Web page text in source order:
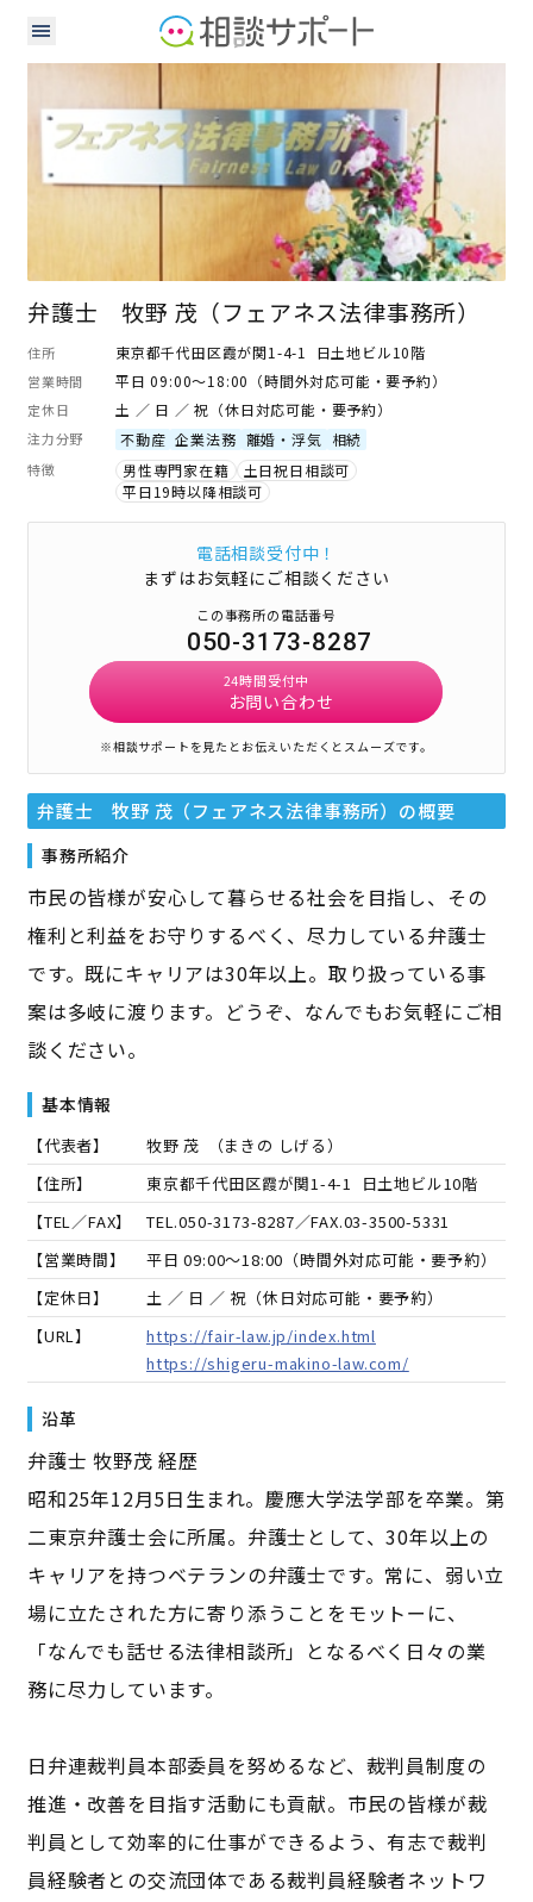
弁護士 牧野 茂（フェアネス法律事務所）
住所 東京都千代田区霞が関1-4-1 日土地ビル10階
営業時間 平日 09:00～18:00（時間外対応可能・要予約）
定休日 土 ／ 日 ／ 祝（休日対応可能・要予約）
注力分野 不動産 企業法務 離婚・浮気 相続
特徴 男性専門家在籍
土日祝日相談可
平日19時以降相談可
電話相談受付中！
まずはお気軽にご相談ください
この事務所の電話番号
050-3173-8287
24時間受付中
お問い合わせ
※相談サポートを見たとお伝えいただくとスムーズです。
弁護士 牧野 茂（フェアネス法律事務所） の概要
事務所紹介
市民の皆様が安心して暮らせる社会を目指し、その
権利と利益をお守りするべく、尽力している弁護士
です。既にキャリアは30年以上。取り扱っている事
案は多岐に渡ります。どうぞ、なんでもお気軽にご相
談ください。
基本情報
【代表者】 牧野 茂 （まきの しげる）
【住所】
東京都千代田区霞が関1-4-1 日土地ビル10階
【TEL／FAX】
TEL.050-3173-8287／FAX.03-3500-5331
【営業時間】
平日 09:00～18:00（時間外対応可能・要予約）
【定休日】
土 ／ 日 ／ 祝（休日対応可能・要予約）
【URL】
https://fair-law.jp/index.html
https://shigeru-makino-law.com/
沿革
弁護士 牧野茂 経歴
昭和25年12月5日生まれ。慶應大学法学部を卒業。第
二東京弁護士会に所属。弁護士として、30年以上の
キャリアを持つベテランの弁護士です。常に、弱い立
場に立たされた方に寄り添うことをモットーに、
「なんでも話せる法律相談所」となるべく日々の業
務に尽力しています。
日弁連裁判員本部委員を努めるなど、裁判員制度の
推進・改善を目指す活動にも貢献。市民の皆様が裁
判員として効率的に仕事ができるよう、有志で裁判
員経験者との交流団体である裁判員経験者ネットワ